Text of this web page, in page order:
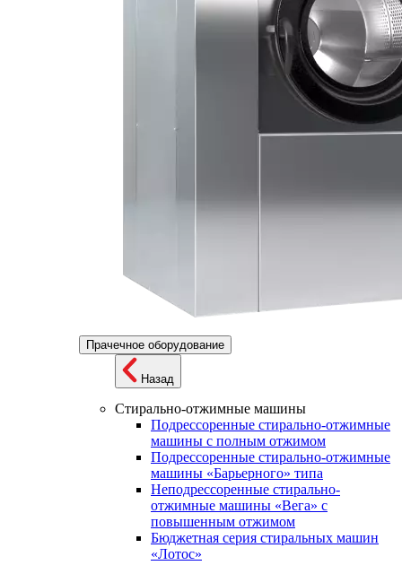
Прачечное оборудование
Назад
Стирально-отжимные машины
Подрессоренные стирально-отжимные
машины с полным отжимом
Подрессоренные стирально-отжимные
машины «Барьерного» типа
Неподрессоренные стирально-
отжимные машины «Вега» с
повышенным отжимом
Бюджетная серия стиральных машин
«Лотос»